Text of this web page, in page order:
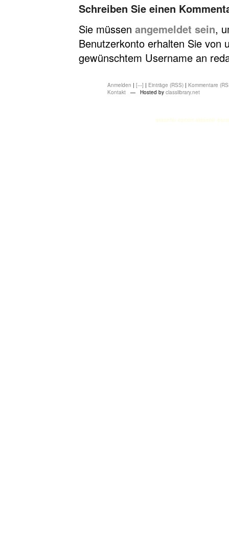
Schreiben Sie einen
Sie müssen angemeldet sein,
Benutzerkonto erhalten Sie von
gewünschtem Username an
Anmelden | [---] | Einträge (RSS) | Kommentare
Kontakt — Hosted by classlibrary.net
atasehir escort atasehir